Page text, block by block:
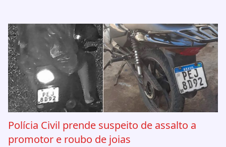
Polícia Civil prende suspeito de assalto a
promotor e roubo de joias